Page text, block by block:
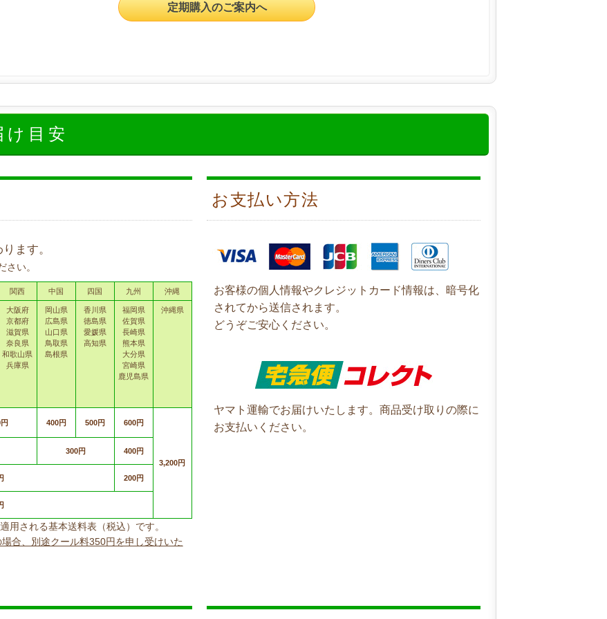
定期購入のご案内へ
け目安
ます。
さい。
関西 中国 四国 九州 沖縄
大阪府
京都府
滋賀県
奈良県
和歌山県
兵庫県
岡山県
広島県
山口県
鳥取県
島根県
香川県
徳島県
愛媛県
高知県
福岡県
佐賀県
長崎県
熊本県
大分県
宮崎県
鹿児島県
沖縄県
400円 500円 600円
3,200円
300円 400円
200円
される基本送料表（税込）です。
合、別途クール料350円を申し受けいた
お支払い方法
お客様の個人情報やクレジットカード情報は、暗号化
されてから送信されます。
どうぞご安心ください。
ヤマト運輸でお届けいたします。商品受け取りの際に
お支払いください。